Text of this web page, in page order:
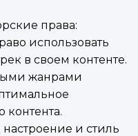
права:
использовать
в своем контенте.
жанрами
и стиль